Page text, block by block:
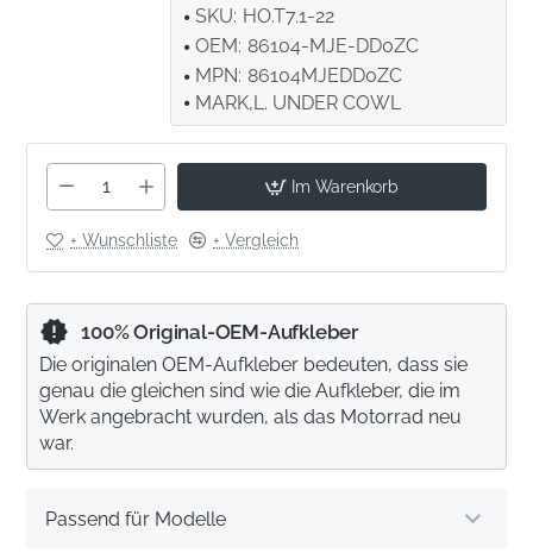
SKU: HO.T7.1-22
OEM: 86104-MJE-DD0ZC
MPN: 86104MJEDD0ZC
MARK,L. UNDER COWL
Im Warenkorb
+ Wunschliste + Vergleich
Passend für Modelle
100% Original-OEM-Aufkleber
Die originalen OEM-Aufkleber bedeuten, dass sie
genau die gleichen sind wie die Aufkleber, die im
Werk angebracht wurden, als das Motorrad neu
war.